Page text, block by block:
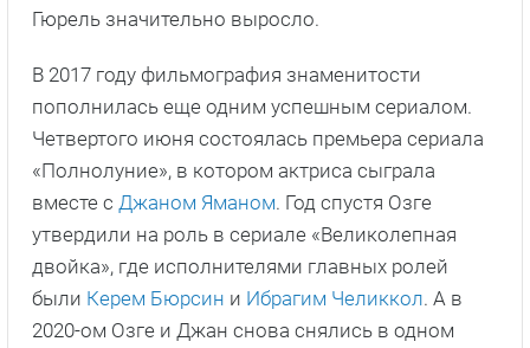
Гюрель значительно выросло.
В 2017 году фильмография знаменитости
пополнилась еще одним успешным сериалом.
Четвертого июня состоялась премьера сериала
«Полнолуние», в котором актриса сыграла
вместе с Джаном Яманом. Год спустя Озге
утвердили на роль в сериале «Великолепная
двойка», где исполнителями главных ролей
были Керем Бюрсин и Ибрагим Челиккол. А в
2020-ом Озге и Джан снова снялись в одном